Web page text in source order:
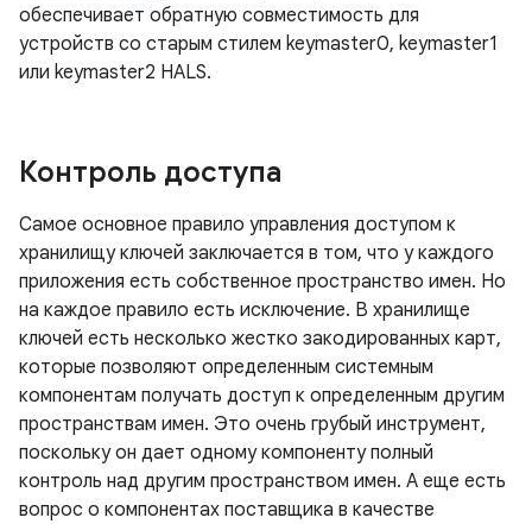
обеспечивает обратную совместимость для
устройств со старым стилем keymaster0, keymaster1
или keymaster2 HALS.
Контроль доступа
Самое основное правило управления доступом к
хранилищу ключей заключается в том, что у каждого
приложения есть собственное пространство имен. Но
на каждое правило есть исключение. В хранилище
ключей есть несколько жестко закодированных карт,
которые позволяют определенным системным
компонентам получать доступ к определенным другим
пространствам имен. Это очень грубый инструмент,
поскольку он дает одному компоненту полный
контроль над другим пространством имен. А еще есть
вопрос о компонентах поставщика в качестве